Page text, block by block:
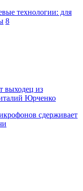
технологии: для
8
выходец из
Юрченко
сдерживает